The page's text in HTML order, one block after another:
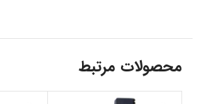
محصولات مرتبط